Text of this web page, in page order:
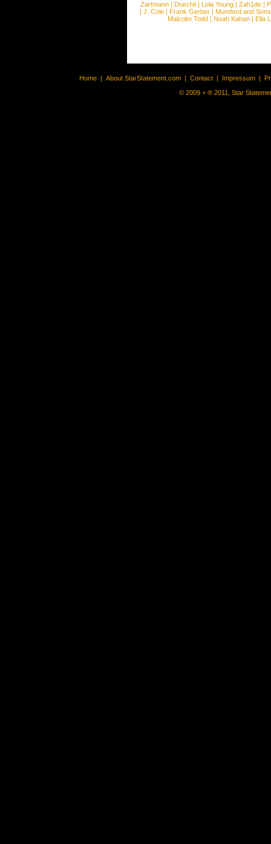
Zartmann | Doechii | Lola Young | Zah1de |
| J. Cole | Frank Gerber | Mumford and Sons
Malcolm Todd | Noah Kahan | Ella
Home | About StarStatement.com | Contact | Impressum |
© 2009 + ® 2011, Star